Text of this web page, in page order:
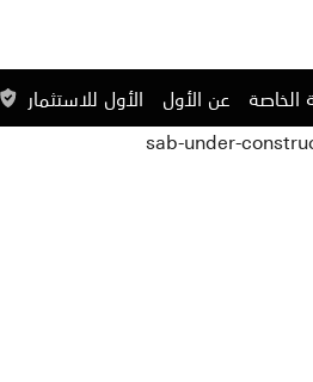
الخاصة عن الأول الأول للاستثمار